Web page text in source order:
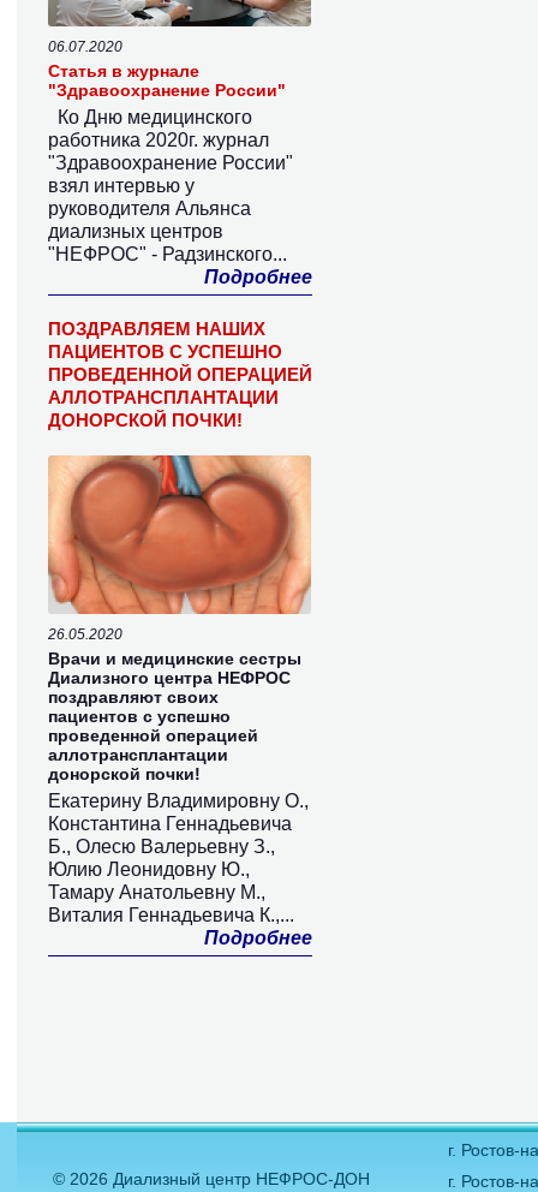
06.07.2020
Статья в журнале
"Здравоохранение России"
Ко Дню медицинского
работника 2020г. журнал
"Здравоохранение России"
взял интервью у
руководителя Альянса
диализных центров
"НЕФРОС" - Радзинского...
Подробнее
ПОЗДРАВЛЯЕМ НАШИХ
ПАЦИЕНТОВ С УСПЕШНО
ПРОВЕДЕННОЙ ОПЕРАЦИЕЙ
АЛЛОТРАНСПЛАНТАЦИИ
ДОНОРСКОЙ ПОЧКИ!
26.05.2020
Врачи и медицинские сестры
Диализного центра НЕФРОС
поздравляют своих
пациентов с успешно
проведенной операцией
аллотрансплантации
донорской почки!
Екатерину Владимировну О.,
Константина Геннадьевича
Б., Олесю Валерьевну З.,
Юлию Леонидовну Ю.,
Тамару Анатольевну М.,
Виталия Геннадьевича К.,...
Подробнее
© 2026 Диализный центр НЕФРОС-ДОН
г. Ростов-
г. Ростов-